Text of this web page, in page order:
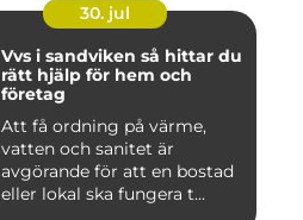
30. jul
Vvs i sandviken så hittar du
rätt hjälp för hem och
företag
Att få ordning på värme,
vatten och sanitet är
avgörande för att en bostad
eller lokal ska fungera t...